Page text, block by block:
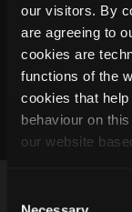
our visitors. By
are agreeing to
cookies are
functions of the
cookies that
behaviour on
our website